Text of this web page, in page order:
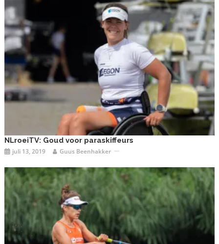
NLroeiTV: Goud voor paraskiffeurs
juli 13, 2019 Guus Beenhakker